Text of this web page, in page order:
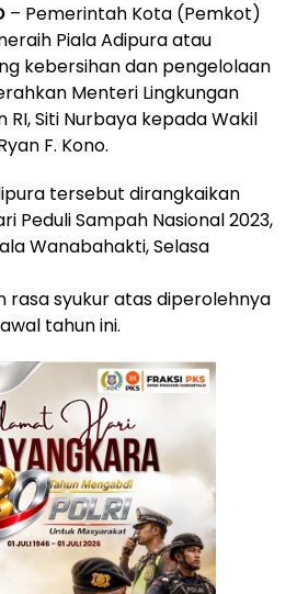
– Pemerintah Kota (Pemkot)
Piala Adipura atau
kebersihan dan pengelolaan
Menteri Lingkungan
RI, Siti Nurbaya kepada Wakil
F. Kono.
tersebut dirangkaikan
Peduli Sampah Nasional 2023,
Wanabahakti, Selasa
rasa syukur atas diperolehnya
tahun ini.